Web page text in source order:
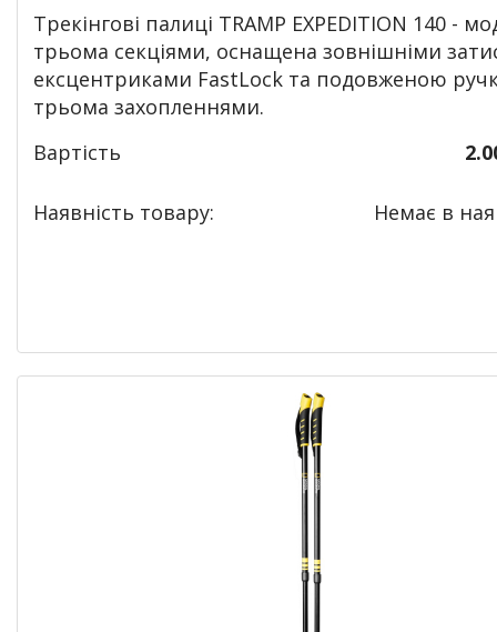
Трекінгові палиці TRAMP EXPEDITION 140 -
трьома секціями, оснащена зовнішніми
ексцентриками FastLock та подовженою
трьома захопленнями.
Вартість
Наявність товару: Немає в